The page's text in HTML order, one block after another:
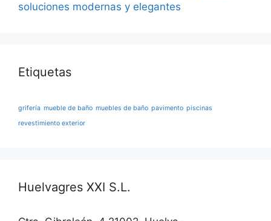
soluciones modernas y elegantes
Etiquetas
grifería mueble de baño muebles de baño pavimento piscinas
revestimiento exterior
Huelvagres XXI S.L.